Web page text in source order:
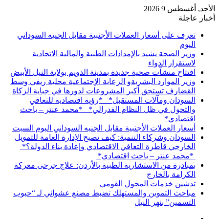
الأحد, أغسطس 9 2026
أخبار عاجلة
تعرف على أسعار العملات الأجنبية مقابل الجنيه السوداني
اليوم
وزير الصحة يشيد بالإمدادات الطبية والمالية الاتحادية
لاستقرار الدواء
افتتاح منشآت صحية جديدة بمدينة الدويم بولاية النيل الأبيض
وزير الموارد البشريةو الرعاية الإجتماعية محلية ريفي وسط
القضارف تستحق أكبر المشروعات لدورها في جباية الزكاة
السودان ومآلات المستقبل* *رؤية اقتصادية للتعافي
والتحول في ظل النظام الفدرالي* *محمد عنتر – باحث
اقتصادي*
أسعار العملات الأجنبية مقابل الجنيه السوداني اليوم السبت
السودان وشركاء التنمية: كيف تصبح الإدارة العامة للتمويل
الخارجي قاطرة التعافي الاقتصادي وإعادة بناء الدولة؟*
*محمد عنتر – باحث اقتصادي*
بمبادرة من الاستشارية الطبية بالأردن: علاج جرحى معركة
الكرامة بالخارج
تدشين خدمات المحول القومي
مباحث التموين والمستهلك تضبط مصنع عشوائي لـ “حبوب
التسمين” بنهر النيل